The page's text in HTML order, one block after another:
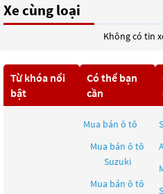
Xe cùng loại
Không có tin
Từ khóa nổi
bật
Có thể bạn
cần
Mua bán ô tô
Mua bán ô tô
Suzuki
Mua bán ô tô